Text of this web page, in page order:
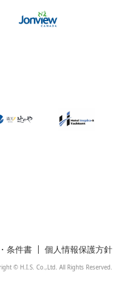
条件書 個人情報保護方針
© H.I.S. Co.,Ltd. All Rights Reserved.